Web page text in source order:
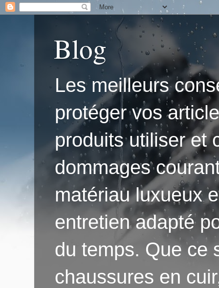
Blog
Les meilleurs
protéger vos
produits utiliser et
dommages
matériau luxueux
entretien adapté
du temps. Que ce
chaussures en